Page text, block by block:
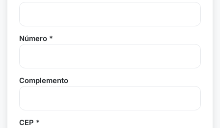
Número *
Complemento
CEP *